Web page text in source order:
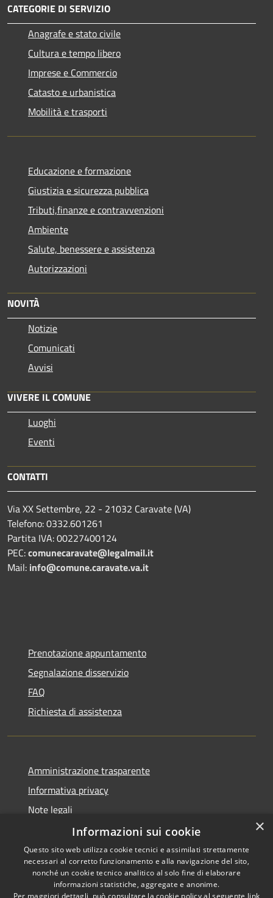
CATEGORIE DI SERVIZIO
Anagrafe e stato civile
Cultura e tempo libero
Imprese e Commercio
Catasto e urbanistica
Mobilità e trasporti
Educazione e formazione
Giustizia e sicurezza pubblica
Tributi,finanze e contravvenzioni
Ambiente
Salute, benessere e assistenza
Autorizzazioni
NOVITÀ
Notizie
Comunicati
Avvisi
VIVERE IL COMUNE
Luoghi
Eventi
CONTATTI
Via XX Settembre, 22 - 21032 Caravate (VA)
Telefono: 0332.601261
Partita IVA: 00227400124
PEC:comunecaravate@legalmail.it
Mail: info@comune.caravate.va.it
Prenotazione appuntamento
Segnalazione disservizio
FAQ
Richiesta di assistenza
Amministrazione trasparente
Informativa privacy
Note legali
Dichiarazione di accessibilità
RSS
Copyright © 2026 • Comune di
×
Informazioni sui cookie
Questo sito web utilizza cookie tecnici e assimilati strettamente
necessari al corretto funzionamento e alla navigazione del sito,
nonché un cookie tecnico analitico al solo fine di elaborare
informazioni statistiche, aggregate e anonime.
Per maggiori dettagli, può consultare la cookie policy al seguente link